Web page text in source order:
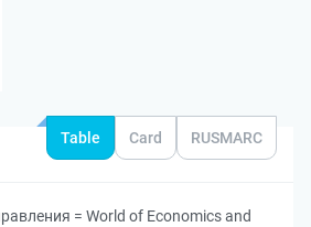
Table Card RUSMARC
= World of Economics and